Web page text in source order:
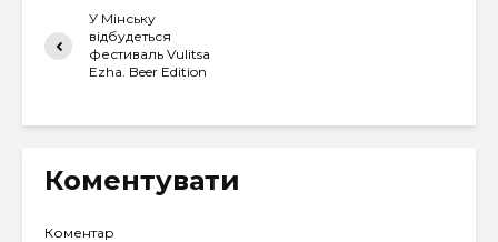
У Мінську
відбудеться
фестиваль Vulitsa
Ezha. Beer Edition
Коментувати
Коментар